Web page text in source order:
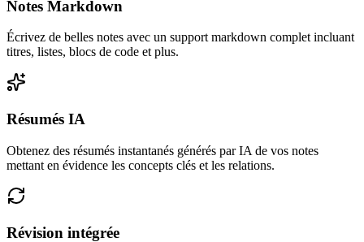
Notes Markdown
Écrivez de belles notes avec un support markdown complet incluant
titres, listes, blocs de code et plus.
Résumés IA
Obtenez des résumés instantanés générés par IA de vos notes
mettant en évidence les concepts clés et les relations.
Révision intégrée